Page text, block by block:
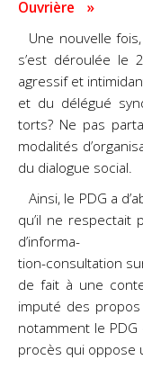
Ouvrière »
Une nouvelle
s’est déroulée le
agressif et
et du délégué
torts? Ne pas
modalités
du dialogue social.
Ainsi, le PDG a
qu’il ne respectait
d’informa-
tion-consultation
de fait à une
imputé des
notamment le PDG
procès qui oppose